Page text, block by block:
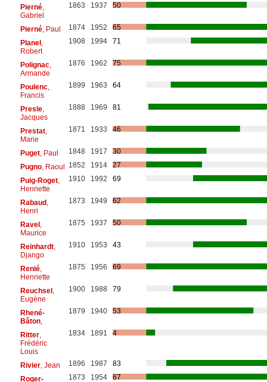
Pierné,
Gabriel
1863 1937 50
Pierné, Paul 1874 1952
65
Planel,
Robert
1908 1994 71
Polignac,
Armande
1876 1962 75
Poulenc,
Francis
1899 1963 64
Presle,
Jacques
1888 1969 81
Prestat,
Marie
1871 1933 46
Puget, Paul 1848 1917
30
Pugno, Raoul 1852 1914
27
Puig-Roget,
Henriette
1910 1992 69
Rabaud,
Henri
1873 1949 62
Ravel,
Maurice
1875 1937 50
Reinhardt,
Django
1910 1953 43
Renié,
Henriette
1875 1956 69
Reuchsel,
Eugène
1900 1988 79
Rhené-
Bâton,
1879 1940 53
Ritter,
Frédéric
Louis
1834 1891 4
Rivier, Jean 1896 1987
83
Roger-
1873 1954 67